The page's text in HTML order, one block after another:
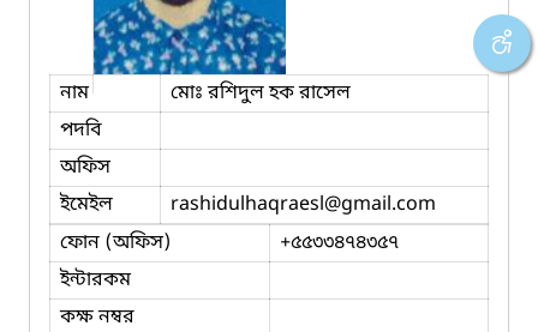
নাম
মোঃ রশিদুল হক রাসেল
পদবি
অফিস
ইমেইল
rashidulhaqraesl@gmail.com
ফোন (অফিস)
+৫৫৩৩৪৭৪৩৫৭
ইন্টারকম
কক্ষ নম্বর